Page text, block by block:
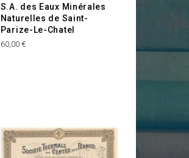
S.A. des Eaux Minérales
Naturelles de Saint-
Parize-Le-Chatel
Prix
60,00 €